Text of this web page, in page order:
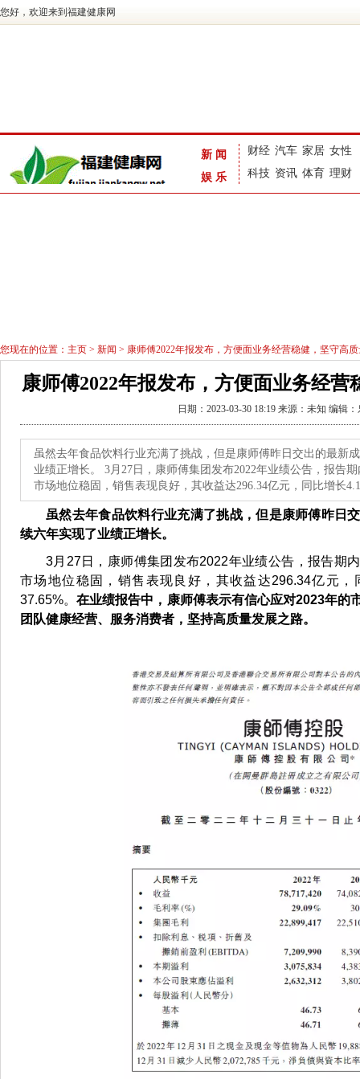
您好，欢迎来到福建健康网
新闻
娱乐
财经 汽车 家居 女性
科技 资讯 体育 理财
您现在的位置： 主页 > 新闻 > 康师傅2022年报发布，方便面业务经营稳健，坚守高
康师傅2022年报发布，方便面业务经营
日期：2023-03-30 18:19 来源：未知 编辑
虽然去年食品饮料行业充满了挑战，但是康师傅昨日交出的最新
业绩正增长。 3月27日，康师傅集团发布2022年业绩公告，报告
市场地位稳固，销售表现良好，其收益达296.34亿元，同比增长
虽然去年食品饮料行业充满了挑战，但是康师傅昨日
续六年实现了业绩正增长。
3月27日，康师傅集团发布2022年业绩公告，报告期
市场地位稳固，销售表现良好，其收益达296.34亿元，
37.65%。在业绩报告中，康师傅表示有信心应对2023年的
团队健康经营、服务消费者，坚持高质量发展之路。